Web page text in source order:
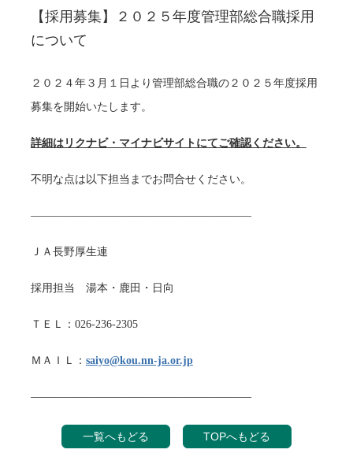
【採用募集】２０２５年度管理部総合職採用
について
２０２４年３月１日より管理部総合職の２０２５年度採用
募集を開始いたします。
詳細はリクナビ・マイナビサイトにてご確認ください。
不明な点は以下担当までお問合せください。
――――――――――――――――――――
ＪＡ長野厚生連
採用担当 湯本・鹿田・日向
ＴＥＬ：026-236-2305
ＭＡＩＬ： saiyo@kou.nn-ja.or.jp
――――――――――――――――――――
一覧へもどる TOPへもどる